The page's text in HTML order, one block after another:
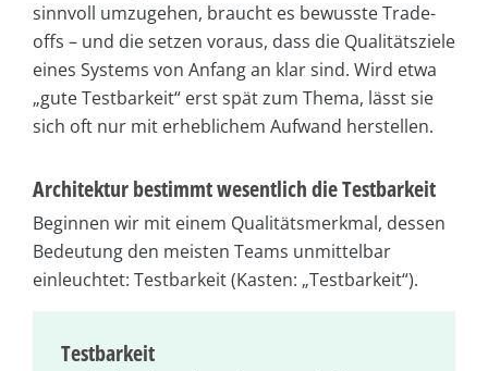
sinnvoll umzugehen, braucht es bewusste Trade-
offs – und die setzen voraus, dass die Qualitätsziele
eines Systems von Anfang an klar sind. Wird etwa
„gute Testbarkeit“ erst spät zum Thema, lässt sie
sich oft nur mit erheblichem Aufwand herstellen.
Architektur bestimmt wesentlich die Testbarkeit
Beginnen wir mit einem Qualitätsmerkmal, dessen
Bedeutung den meisten Teams unmittelbar
einleuchtet: Testbarkeit (Kasten: „Testbarkeit“).
Testbarkeit